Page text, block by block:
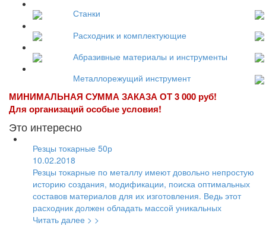
Станки
Расходник и комплектующие
Абразивные материалы и инструменты
Металлорежущий инструмент
МИНИМАЛЬНАЯ СУММА ЗАКАЗА ОТ 3 000 руб!
Для организаций особые условия!
Это интересно
Резцы токарные 50р
10.02.2018
Резцы токарные по металлу имеют довольно непростую
историю создания, модификации, поиска оптимальных
составов материалов для их изготовления. Ведь этот
расходник должен обладать массой уникальных
Читать далее > >